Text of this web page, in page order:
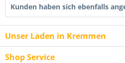
Kunden haben sich ebenfalls
Unser Laden in Kremmen
Shop Service